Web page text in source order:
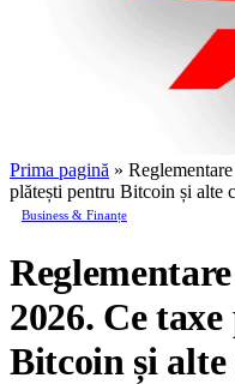
Prima pagină »
plătești pentru Bitcoin și alte
Business & Finanțe
2026. Ce
Bitcoin și